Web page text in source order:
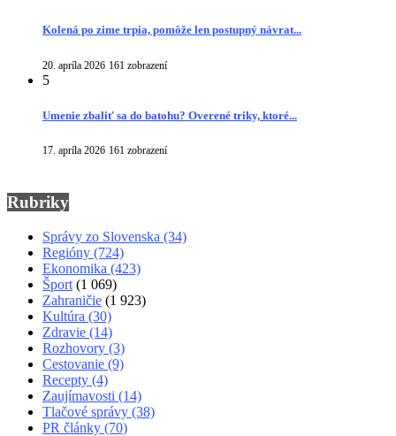
Kolená po zime trpia, pomôže len postupný návrat...
20. apríla 2026 161 zobrazení
5
Umenie zbaliť sa do batohu? Overené triky, ktoré...
17. apríla 2026 161 zobrazení
Rubriky
Správy zo Slovenska (34)
Regióny (724)
Ekonomika (423)
Šport (1 069)
Zahraničie (1 923)
Kultúra (30)
Zdravie (14)
Rozhovory (3)
Cestovanie (9)
Recepty (4)
Zaujímavosti (14)
Tlačové správy (38)
PR články (70)